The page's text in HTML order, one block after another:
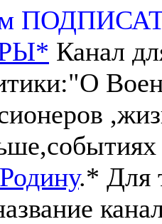
Канал
.* Для